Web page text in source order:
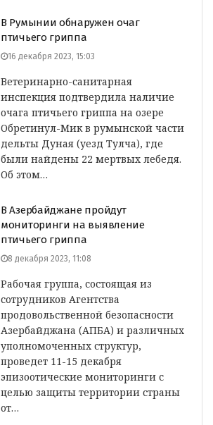
В Румынии обнаружен очаг
птичьего гриппа
16 декабря 2023, 15:03
Ветеринарно-санитарная
инспекция подтвердила наличие
очага птичьего гриппа на озере
Обретинул-Мик в румынской части
дельты Дуная (уезд Тулча), где
были найдены 22 мертвых лебедя.
Об этом…
В Азербайджане пройдут
мониторинги на выявление
птичьего гриппа
8 декабря 2023, 11:08
Рабочая группа, состоящая из
сотрудников Агентства
продовольственной безопасности
Азербайджана (АПБА) и различных
уполномоченных структур,
проведет 11-15 декабря
эпизоотические мониторинги с
целью защиты территории страны
от…